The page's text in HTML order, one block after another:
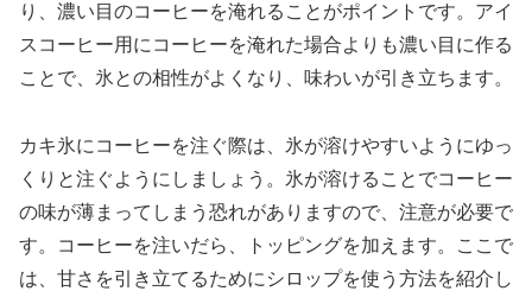
り、濃い目のコーヒーを淹れることがポイントです。アイ
スコーヒー用にコーヒーを淹れた場合よりも濃い目に作る
ことで、氷との相性がよくなり、味わいが引き立ちます。
カキ氷にコーヒーを注ぐ際は、氷が溶けやすいようにゆっ
くりと注ぐようにしましょう。氷が溶けることでコーヒー
の味が薄まってしまう恐れがありますので、注意が必要で
す。コーヒーを注いだら、トッピングを加えます。ここで
は、甘さを引き立てるためにシロップを使う方法を紹介し